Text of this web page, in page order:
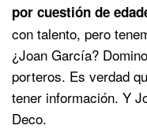
por cuestión de
con talento, pero
¿Joan García?
porteros. Es verdad
tener información. Y
Deco.